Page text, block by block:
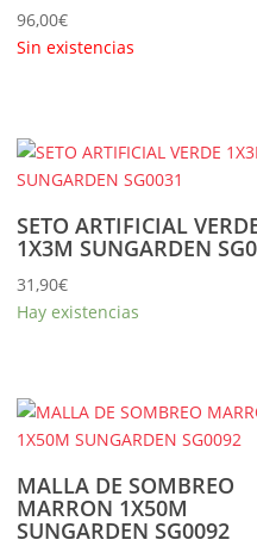
96,00€
Sin existencias
SETO ARTIFICIAL
1X3M SUNGARDEN
31,90€
Hay existencias
MALLA DE SOMBREO
MARRON 1X50M
SUNGARDEN SG0092